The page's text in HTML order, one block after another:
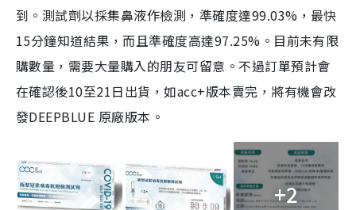
到。測試劑以採集鼻液作檢測，準確度達99.03%，最快
15分鐘知道結果，而且準確度高達97.25%。目前未有限
購數量，需要大量購入的朋友可留意。不過訂單預計會
在確認後10至21日出貨，如acc+版本賣完，將有機會改
發DEEPBLUE 原廠版本。
+2